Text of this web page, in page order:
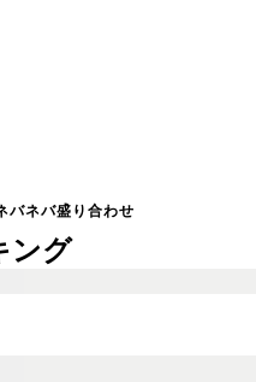
バネバ盛り合わせ
ング